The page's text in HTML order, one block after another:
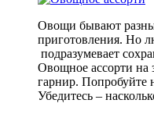
Овощи бывают
приготовления. Но
подразумевает
Овощное ассорти на
гарнир. Попробуйте
Убедитесь –